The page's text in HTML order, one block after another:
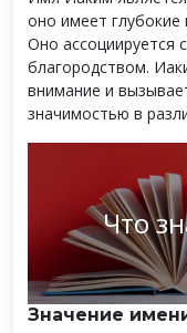
оно имеет глубокие
Оно ассоциируется
благородством.
внимание и
значимостью в
Что
Значение